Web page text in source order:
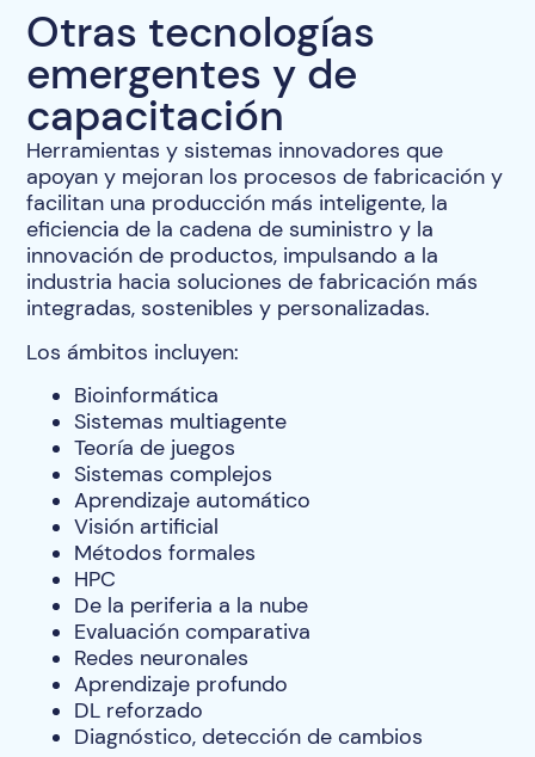
Otras tecnologías
emergentes y de
capacitación
Herramientas y sistemas innovadores que
apoyan y mejoran los procesos de fabricación y
facilitan una producción más inteligente, la
eficiencia de la cadena de suministro y la
innovación de productos, impulsando a la
industria hacia soluciones de fabricación más
integradas, sostenibles y personalizadas.
Los ámbitos incluyen:
Bioinformática
Sistemas multiagente
Teoría de juegos
Sistemas complejos
Aprendizaje automático
Visión artificial
Métodos formales
HPC
De la periferia a la nube
Evaluación comparativa
Redes neuronales
Aprendizaje profundo
DL reforzado
Diagnóstico, detección de cambios